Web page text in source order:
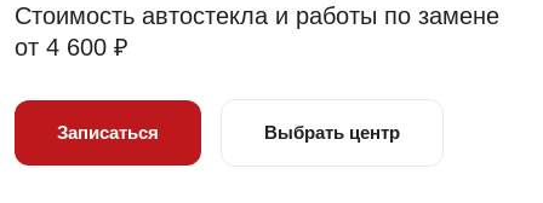
Стоимость автостекла и работы по замене
от 4 600 ₽
Записаться Выбрать центр